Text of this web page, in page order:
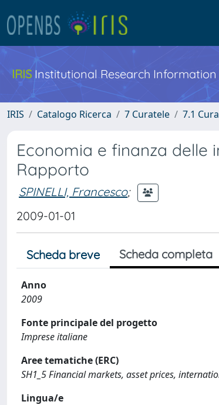
IRIS Institutional Research Information
IRIS Catalogo Ricerca 7 Curatele 7.1
Economia e finanza delle
Rapporto
SPINELLI, Francesco;
2009-01-01
Scheda breve Scheda completa
Anno
2009
Fonte principale del progetto
Imprese italiane
Aree tematiche (ERC)
SH1_5 Financial markets, asset prices,
Lingua/e